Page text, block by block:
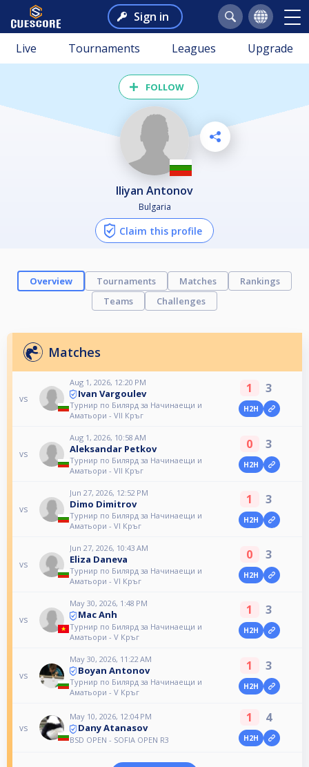
Sign in
Live Tournaments Leagues Upgrade
FOLLOW
Iliyan Antonov
Bulgaria
Claim this profile
Overview Tournaments Matches
Rankings
Teams
Challenges
Matches
vs
Aug 1, 2026, 12:20 PM
Ivan Vargoulev
Турнир по Билярд за Начинаещи и
Аматьори - VII Кръг
1 3
H2H
vs
Aug 1, 2026, 10:58 AM
Aleksandar Petkov
Турнир по Билярд за Начинаещи и
Аматьори - VII Кръг
0 3
H2H
vs
Jun 27, 2026, 12:52 PM
Dimo Dimitrov
Турнир по Билярд за Начинаещи и
Аматьори - VI Кръг
1 3
H2H
vs
Jun 27, 2026, 10:43 AM
Eliza Daneva
Турнир по Билярд за Начинаещи и
Аматьори - VI Кръг
0 3
H2H
vs
May 30, 2026, 1:48 PM
Mac Anh
Турнир по Билярд за Начинаещи и
Аматьори - V Кръг
1 3
H2H
vs
May 30, 2026, 11:22 AM
Boyan Antonov
Турнир по Билярд за Начинаещи и
Аматьори - V Кръг
1 3
H2H
vs
May 10, 2026, 12:04 PM
Dany Atanasov
BSD OPEN - SOFIA OPEN R3
1 4
H2H